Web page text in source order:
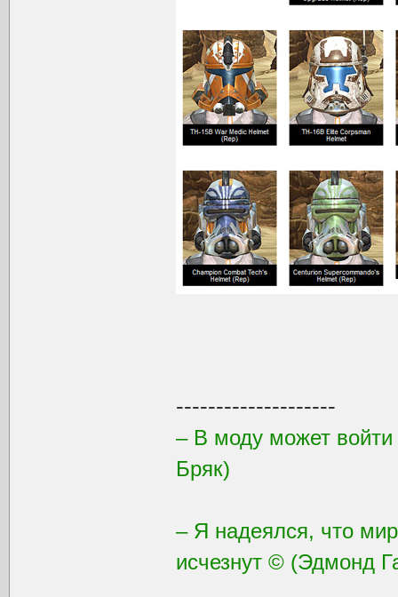
--------------------
– В моду может
Бряк)
– Я надеялся, что
исчезнут © (Эдмонд